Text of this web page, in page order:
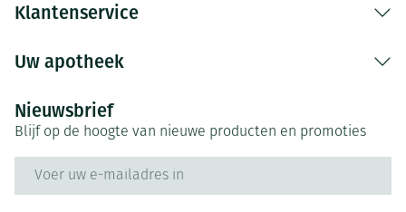
Klantenservice
Uw apotheek
Nieuwsbrief
Blijf op de hoogte van nieuwe producten en promoties